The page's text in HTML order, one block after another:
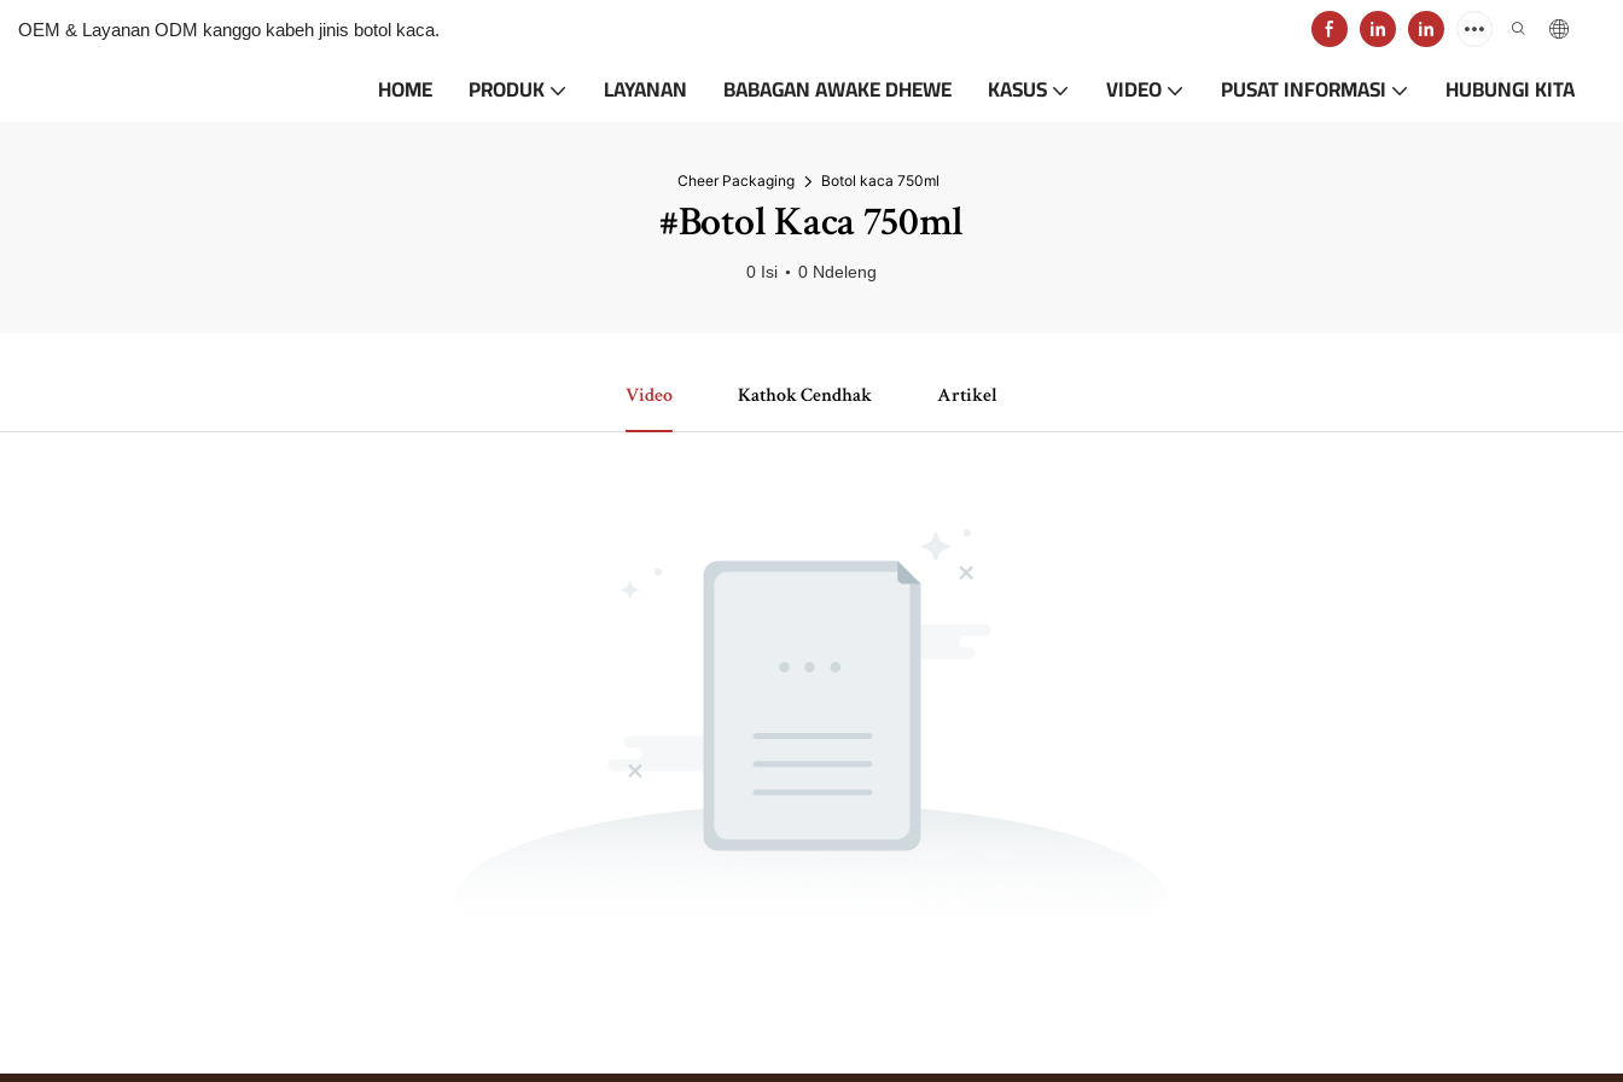
OEM & Layanan ODM kanggo kabeh jinis botol kaca.
HOME PRODUK LAYANAN BABAGAN AWAKE DHEWE KASUS VIDEO PUSAT INFORMASI HUBUNGI KITA
Cheer Packaging Botol kaca 750ml
#Botol Kaca 750ml
0 Isi 0 Ndeleng
Video Kathok Cendhak Artikel